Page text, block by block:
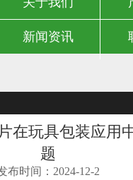
新闻资讯
在玩具包装应用
题
布时间：2024-12-2